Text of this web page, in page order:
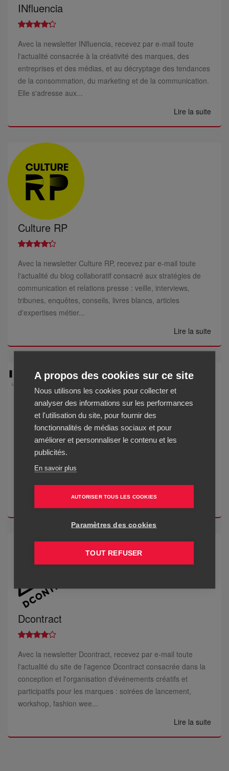
INfluencia
Avec la newsletter INfluencia, recevez par e-mail toute
l'actualité consacrée à la créativité des marques, des
entreprises et des médias, et au décryptage des tendances
de la consommation, du marketing et de la communication.
Elle s'adresse aux...
Lire la suite
Culture RP
Avec la newsletter Culture RP, recevez par e-mail toute
l'actualité du blog collaboratif consacré aux stratégies de
communication et relations presse : veille, interviews,
tribunes, enquêtes, conseils, livres blancs, articles
d'expertises métier...
Lire la suite
Influenth
Avec la newsletter Influenth, recevez par e-mail toute
l'actualité du média spécialisé sur le marketing d'influence
et les réseaux sociaux : influenceurs & ambassadeurs de
marques, campagnes d'influence, conseils marketing,
astuces, tutoriels vi...
Dcontract
Avec la newsletter Dcontract, recevez par e-mail toute
l'actualité du site de l'agence Dcontract consacrée dans la
conception et l'organisation d'événements créatifs et
participatifs pour les marques : soirées de lancement,
workshop, fashion wee...
Lire la suite
A propos des cookies sur ce site
Nous utilisons les cookies pour collecter et
analyser des informations sur les performances
et l'utilisation du site, pour fournir des
fonctionnalités de médias sociaux et pour
améliorer et personnaliser le contenu et les
publicités.
En savoir plus
AUTORISER TOUS LES COOKIES
Paramètres des cookies
TOUT REFUSER